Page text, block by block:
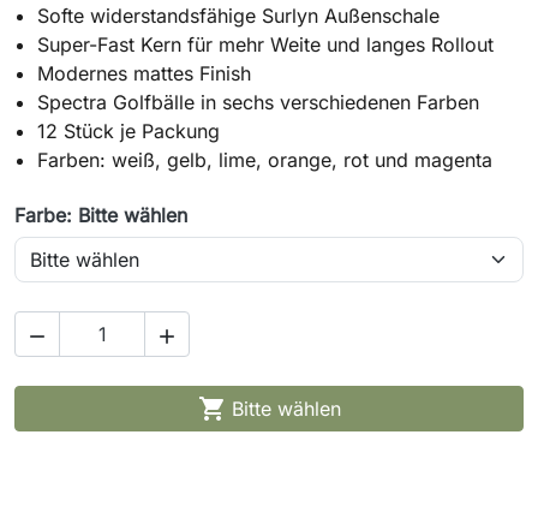
Softe widerstandsfähige Surlyn Außenschale
Super-Fast Kern für mehr Weite und langes Rollout
Modernes mattes Finish
Spectra Golfbälle in sechs verschiedenen Farben
12 Stück je Packung
Farben: weiß, gelb, lime, orange, rot und magenta
Farbe: Bitte wählen
 
 Bitte wählen